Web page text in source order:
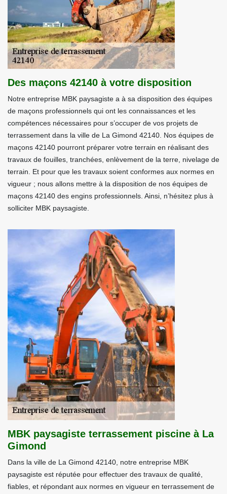
Des maçons 42140 à votre disposition
Notre entreprise MBK paysagiste a à sa disposition des équipes
de maçons professionnels qui ont les connaissances et les
compétences nécessaires pour s’occuper de vos projets de
terrassement dans la ville de La Gimond 42140. Nos équipes de
maçons 42140 pourront préparer votre terrain en réalisant des
travaux de fouilles, tranchées, enlèvement de la terre, nivelage de
terrain. Et pour que les travaux soient conformes aux normes en
vigueur ; nous allons mettre à la disposition de nos équipes de
maçons 42140 des engins professionnels. Ainsi, n’hésitez plus à
solliciter MBK paysagiste.
MBK paysagiste terrassement piscine à La
Gimond
Dans la ville de La Gimond 42140, notre entreprise MBK
paysagiste est réputée pour effectuer des travaux de qualité,
fiables, et répondant aux normes en vigueur en terrassement de